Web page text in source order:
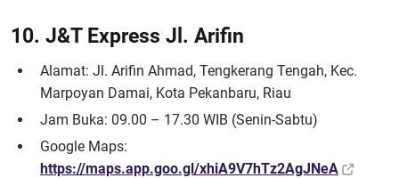
10. J&T Express Jl. Arifin
Alamat: Jl. Arifin Ahmad, Tengkerang Tengah, Kec.
Marpoyan Damai, Kota Pekanbaru, Riau
Jam Buka: 09.00 – 17.30 WIB (Senin-Sabtu)
Google Maps:
https://maps.app.goo.gl/xhiA9V7hTz2AgJNeA